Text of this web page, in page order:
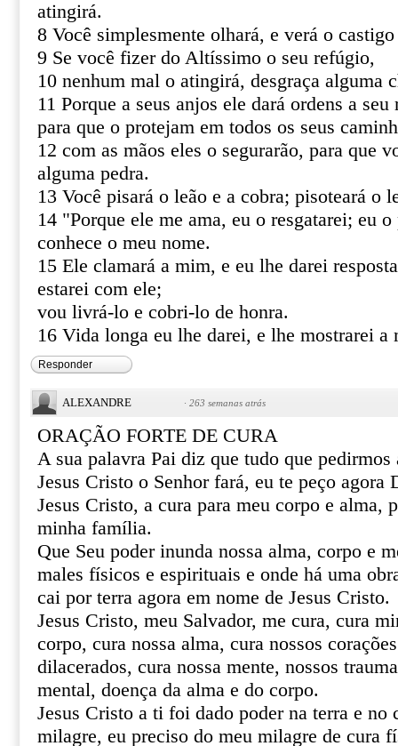
atingirá.
8 Você simplesmente olhará, e verá o
9 Se você fizer do Altíssimo o seu refúgio,
10 nenhum mal o atingirá, desgraça alguma
11 Porque a seus anjos ele dará ordens a seu
para que o protejam em todos os seus
12 com as mãos eles o segurarão, para que
alguma pedra.
13 Você pisará o leão e a cobra; pisoteará o
14 "Porque ele me ama, eu o resgatarei; eu
conhece o meu nome.
15 Ele clamará a mim, e eu lhe darei
estarei com ele;
vou livrá-lo e cobri-lo de honra.
16 Vida longa eu lhe darei, e lhe mostrarei a
Responder
ALEXANDRE · 263 semanas atrás
ORAÇÃO FORTE DE CURA
A sua palavra Pai diz que tudo que pedirmos
Jesus Cristo o Senhor fará, eu te peço agora
Jesus Cristo, a cura para meu corpo e alma,
minha família.
Que Seu poder inunda nossa alma, corpo e
males físicos e espirituais e onde há uma
cai por terra agora em nome de Jesus Cristo.
Jesus Cristo, meu Salvador, me cura, cura
corpo, cura nossa alma, cura nossos
dilacerados, cura nossa mente, nossos
mental, doença da alma e do corpo.
Jesus Cristo a ti foi dado poder na terra e no
milagre, eu preciso do meu milagre de cura